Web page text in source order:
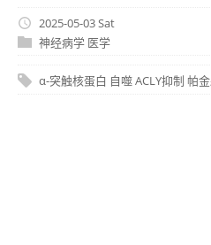
2025-05-03 Sat
神经病学 医学
α-突触核蛋白 自噬ACLY抑制 帕